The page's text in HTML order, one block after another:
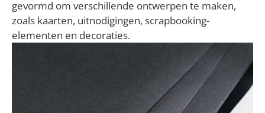
gevormd om verschillende ontwerpen te maken,
zoals kaarten, uitnodigingen, scrapbooking-
elementen en decoraties.